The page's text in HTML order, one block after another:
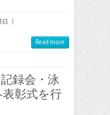
|
Read more
録会・泳
表彰式を行